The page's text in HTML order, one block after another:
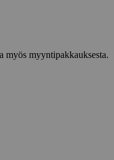
myös myyntipakkauksesta.